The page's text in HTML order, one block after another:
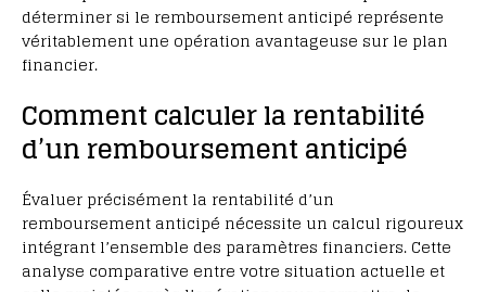
déterminer si le remboursement anticipé représente
véritablement une opération avantageuse sur le plan
financier.
Comment calculer la rentabilité
d’un remboursement anticipé
Évaluer précisément la rentabilité d’un
remboursement anticipé nécessite un calcul rigoureux
intégrant l’ensemble des paramètres financiers. Cette
analyse comparative entre votre situation actuelle et